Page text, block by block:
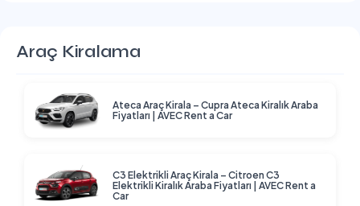
Araç Kiralama
Ateca Araç Kirala – Cupra Ateca Kiralık Araba
Fiyatları | AVEC Rent a Car
C3 Elektrikli Araç Kirala – Citroen C3
Elektrikli Kiralık Araba Fiyatları | AVEC Rent a
Car